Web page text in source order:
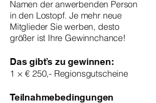
Namen der anwerbenden Person
in den Lostopf. Je mehr neue
Mitglieder Sie werben, desto
größer ist Ihre Gewinnchance!
Das gibt’s zu gewinnen:
1 × € 250,- Regionsgutscheine
Teilnahmebedingungen